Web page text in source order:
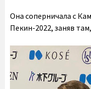
Она соперничала с
Пекин-2022, заняв